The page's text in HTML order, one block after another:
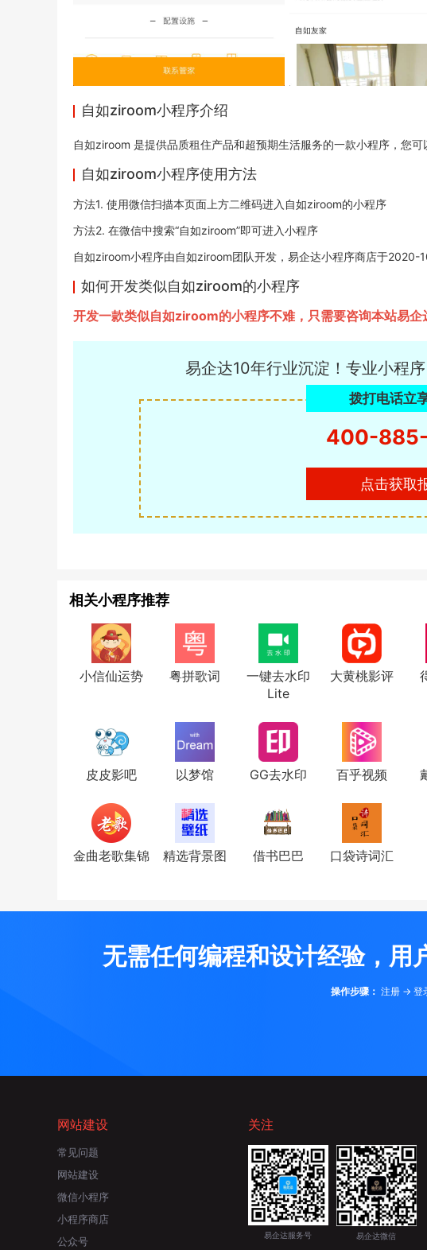
自如ziroom小程序介绍
自如ziroom 是提供品质租住产品和超预期生活服务的一款小程序 ，您
自如ziroom小程序使用方法
方法1. 使用微信扫描本页面上方二维码进入自如ziroom的小程序
方法2. 在微信中搜索“自如ziroom”即可进入小程序
自如ziroom小程序由自如ziroom团队开发，易企达小程序商店于2020-
如何开发类似自如ziroom的小程序
开发一款类似自如ziroom的小程序不难，只需要咨询本站易企
易企达10年行业沉淀！专业小程
拨打电话立
400-
点击获取
相关小程序推荐
小信仙运势 粤拼歌词
一键去水印
Lite
大黄桃影评
皮皮影吧 以梦馆 GG去水印 百乎视频
金曲老歌集锦 精选背景图 借书巴巴 口袋诗词汇
无需任何编程和设计经验，用
操作步骤： 注册 -> 登
网站建设
常见问题
网站建设
微信小程序
小程序商店
公众号
关注
易企达服务号 易企达微信